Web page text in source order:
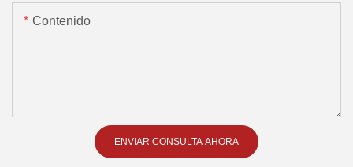
Contenido
ENVIAR CONSULTA AHORA